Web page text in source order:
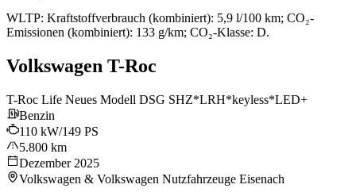
WLTP: Kraftstoffverbrauch (kombiniert): 5,9 l/100 km; CO₂-
Emissionen (kombiniert): 133 g/km; CO₂-Klasse: D.
Volkswagen T-Roc
T-Roc Life Neues Modell DSG SHZ*LRH*keyless*LED+
Benzin
110 kW/149 PS
5.800 km
Dezember 2025
Volkswagen & Volkswagen Nutzfahrzeuge Eisenach